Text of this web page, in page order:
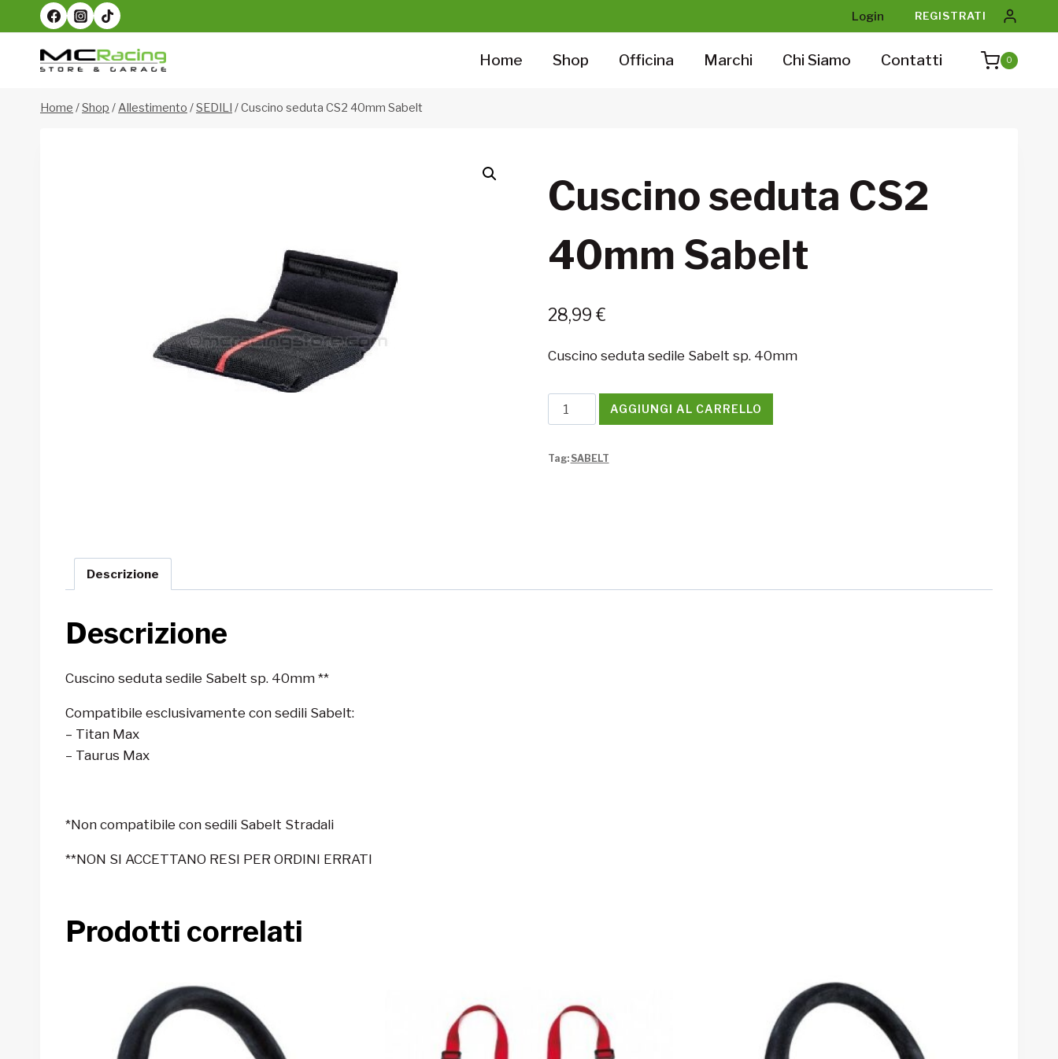
al
contenuto
Login REGISTRATI
Home Shop Officina Marchi Chi Siamo Contatti 0
Home /Shop /Allestimento /SEDILI /Cuscino seduta CS2 40mm Sabelt
Cuscino seduta CS2
40mm Sabelt
28,99 €
Cuscino seduta sedile Sabelt sp. 40mm
Cuscino
seduta
40mm
AGGIUNGI AL CARRELLO
Tag: SABELT
Descrizione
Descrizione
Cuscino seduta sedile Sabelt sp. 40mm **
Compatibile esclusivamente con sedili Sabelt:
– Titan Max
– Taurus Max
*Non compatibile con sedili Sabelt Stradali
**NON SI ACCETTANO RESI PER ORDINI ERRATI
Prodotti correlati